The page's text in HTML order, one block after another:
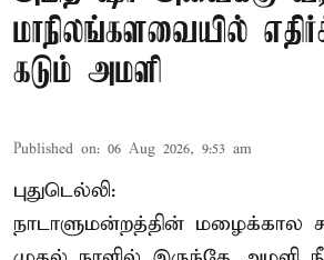
மாநிலங்களவையில்
கடும் அமளி
Published on: 06 Aug 2026, 9:53 am
புதுடெல்லி:
நாடாளுமன்றத்தின் மழைக்கால